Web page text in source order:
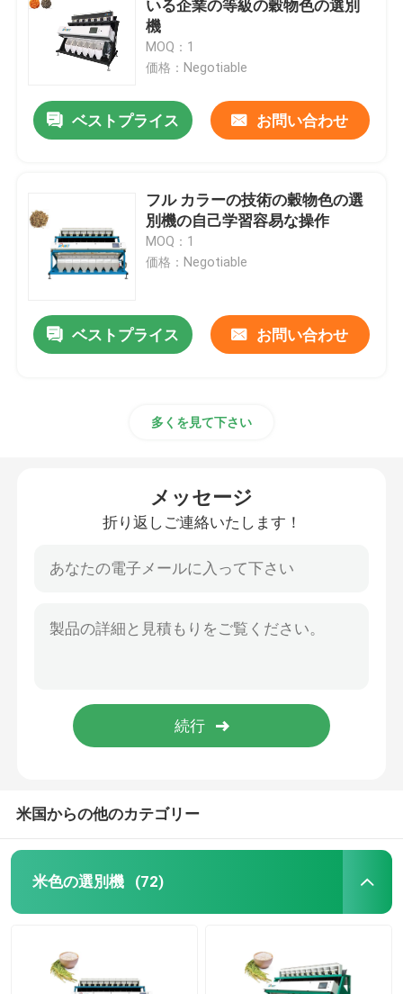
物質的な分類機械
コーン色の選別機
いる企業の等級の穀物色の選別
機
MOQ：1
価格：Negotiable
ベストプライス お問い合わせ
フル カラーの技術の穀物色の選
別機の自己学習容易な操作
MOQ：1
価格：Negotiable
ベストプライス お問い合わせ
多くを見て下さい
メッセージ
折り返しご連絡いたします！
米国からの他のカテゴリー
米色の選別機 (72)